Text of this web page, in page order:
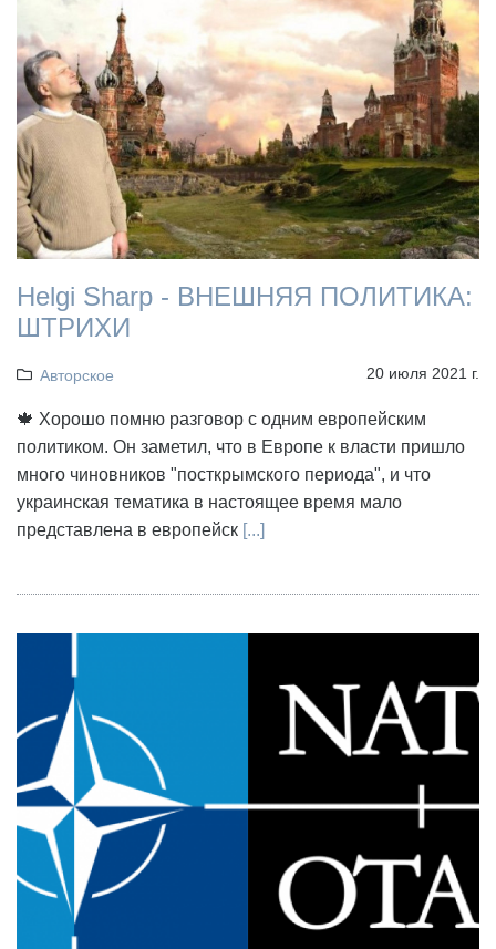
Helgi Sharp - ВНЕШНЯЯ ПОЛИТИКА:
ШТРИХИ
Авторское 20 июля 2021 г.
🍁 Хорошо помню разговор с одним европейским
политиком. Он заметил, что в Европе к власти пришло
много чиновников "посткрымского периода", и что
украинская тематика в настоящее время мало
представлена в европейск [...]